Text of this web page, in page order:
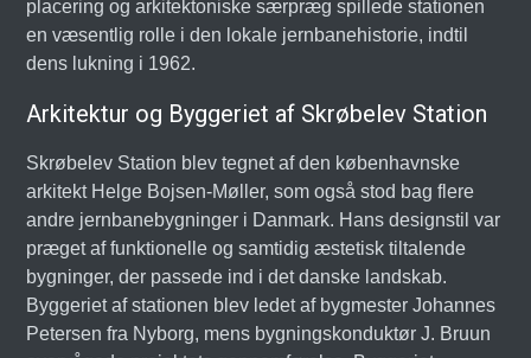
placering og arkitektoniske særpræg spillede stationen
en væsentlig rolle i den lokale jernbanehistorie, indtil
dens lukning i 1962.
Arkitektur og Byggeriet af Skrøbelev Station
Skrøbelev Station blev tegnet af den københavnske
arkitekt Helge Bojsen-Møller, som også stod bag flere
andre jernbanebygninger i Danmark. Hans designstil var
præget af funktionelle og samtidig æstetisk tiltalende
bygninger, der passede ind i det danske landskab.
Byggeriet af stationen blev ledet af bygmester Johannes
Petersen fra Nyborg, mens bygningskonduktør J. Bruun